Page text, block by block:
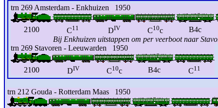
trn 269 Amsterdam - Enkhuizen 1950
2100 C11 DIV C10c
B4c
Bij Enkhuizen uitstappen om per veerboot naar
trn 269 Stavoren - Leeuwarden 1950
2100 DIV C10c B4c C11
trn 212 Gouda - Rotterdam Maas 1950